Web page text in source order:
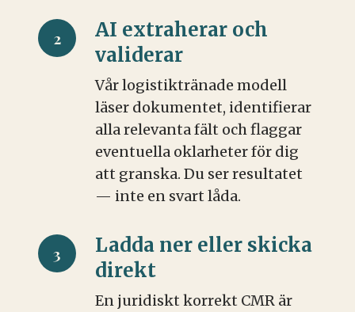
2
AI extraherar och
validerar
Vår logistiktränade modell
läser dokumentet, identifierar
alla relevanta fält och flaggar
eventuella oklarheter för dig
att granska. Du ser resultatet
— inte en svart låda.
3
Ladda ner eller skicka
direkt
En juridiskt korrekt CMR är